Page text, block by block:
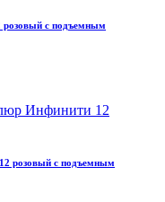
розовый с подъемным
розовый с подъемным